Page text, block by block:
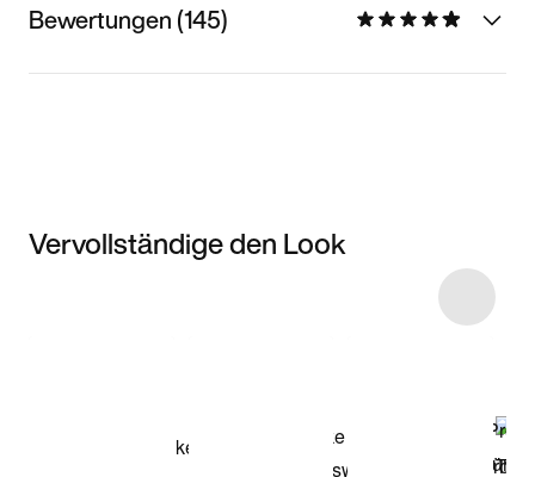
Bewertungen (145)
Vervollständige den Look